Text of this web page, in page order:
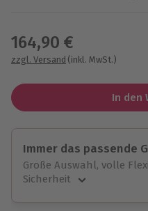
164,90 €
zzgl. Versand (inkl. MwSt.)
In den
Immer das passende
Große Auswahl, volle
Sicherheit